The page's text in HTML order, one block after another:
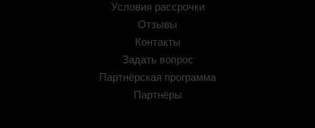
Условия рассрочки
Отзывы
Контакты
Задать вопрос
Партнёрская программа
Партнёры